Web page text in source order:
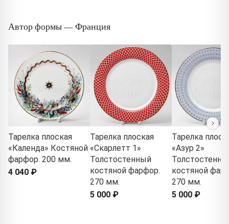
Автор формы — Франция
Тарелка плоская
«Календа» Костяной
фарфор. 200 мм.
4 040 ₽
Тарелка плоская
«Скарлетт 1»
Толстостенный
костяной фарфор.
270 мм.
5 000 ₽
Тарелка
«Азур 2»
костяной
270 мм.
5 000 ₽